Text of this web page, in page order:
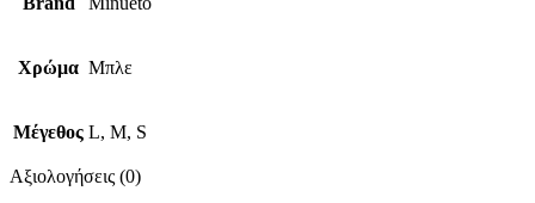
Χρώμα Μπλε
Μέγεθος L, M, S
Αξιολογήσεις (0)